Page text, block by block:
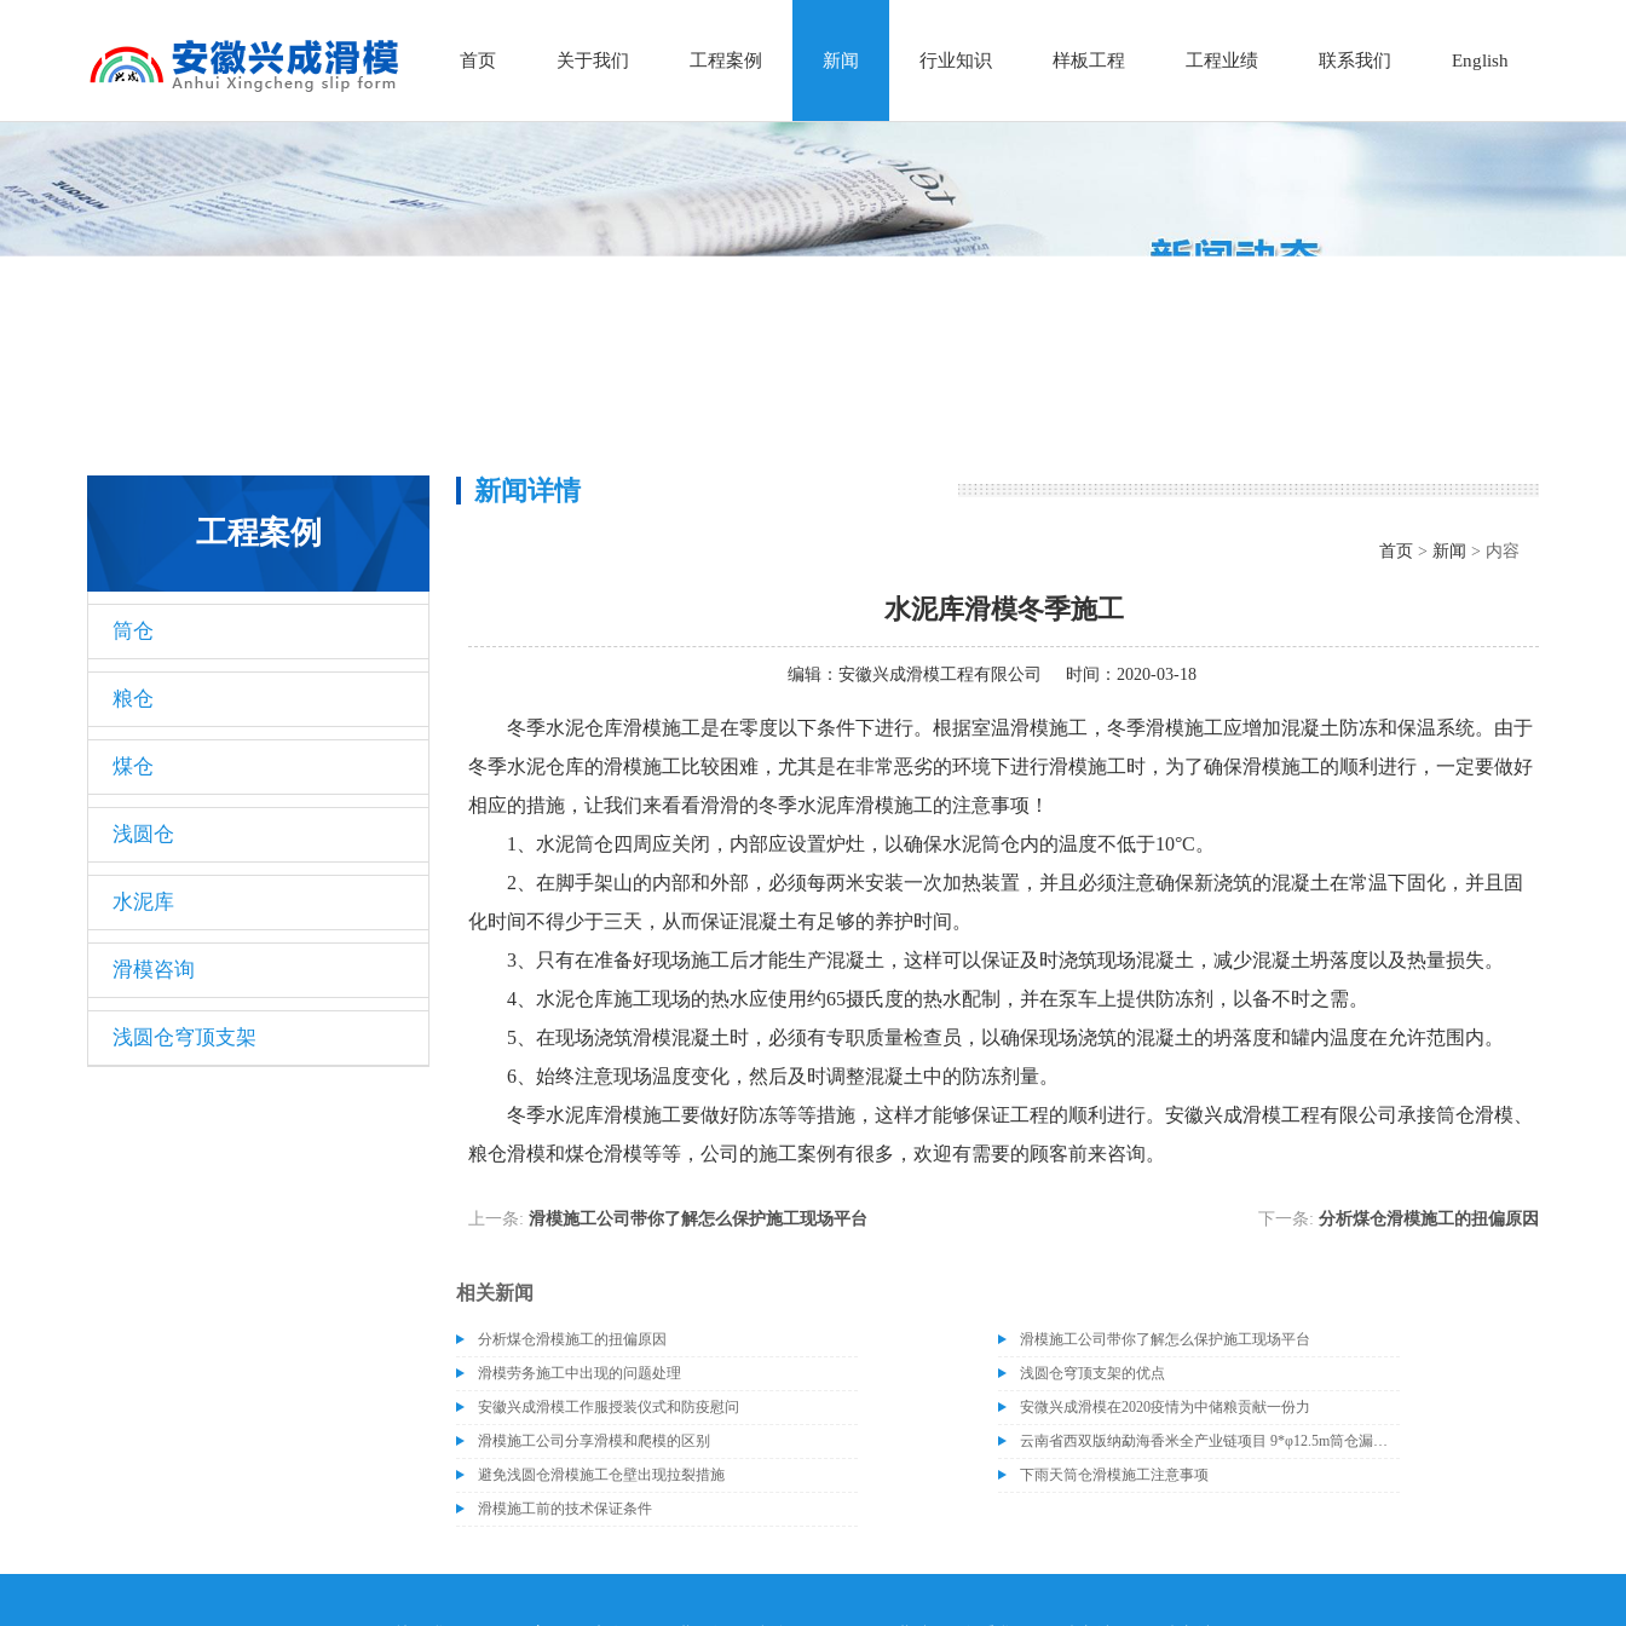
首页 关于我们 工程案例 新闻 行业知识 样板工程 工程业绩 联系我们 English
工程案例
筒仓
粮仓
煤仓
浅圆仓
水泥库
滑模咨询
浅圆仓穹顶支架
新闻详情
首页 > 新闻 > 内容
水泥库滑模冬季施工
编辑： 安徽兴成滑模工程有限公司 时间：2020-03-18
冬季水泥仓库滑模施工是在零度以下条件下进行。根据室温滑模施工，冬季滑模施工应增加混凝土防冻和保温系统。由于
冬季水泥仓库的滑模施工比较困难，尤其是在非常恶劣的环境下进行滑模施工时，为了确保滑模施工的顺利进行，一定要做好
相应的措施，让我们来看看滑滑的冬季水泥库滑模施工的注意事项！
1、水泥筒仓四周应关闭，内部应设置炉灶，以确保水泥筒仓内的温度不低于10°C。
2、在脚手架山的内部和外部，必须每两米安装一次加热装置，并且必须注意确保新浇筑的混凝土在常温下固化，并且固
化时间不得少于三天，从而保证混凝土有足够的养护时间。
3、只有在准备好现场施工后才能生产混凝土，这样可以保证及时浇筑现场混凝土，减少混凝土坍落度以及热量损失。
4、水泥仓库施工现场的热水应使用约65摄氏度的热水配制，并在泵车上提供防冻剂，以备不时之需。
5、在现场浇筑滑模混凝土时，必须有专职质量检查员，以确保现场浇筑的混凝土的坍落度和罐内温度在允许范围内。
6、始终注意现场温度变化，然后及时调整混凝土中的防冻剂量。
冬季水泥库滑模施工要做好防冻等等措施，这样才能够保证工程的顺利进行。安徽兴成滑模工程有限公司承接筒仓滑模、
粮仓滑模和煤仓滑模等等，公司的施工案例有很多，欢迎有需要的顾客前来咨询。
上一条: 滑模施工公司带你了解怎么保护施工现场平台 下一条: 分析煤仓滑模施工的扭偏原因
相关新闻
分析煤仓滑模施工的扭偏原因
滑模施工公司带你了解怎么保护施工现场平台
滑模劳务施工中出现的问题处理
浅圆仓穹顶支架的优点
安徽兴成滑模工作服授装仪式和防疫慰问
安微兴成滑模在2020疫情为中储粮贡献一份力
滑模施工公司分享滑模和爬模的区别
云南省西双版纳勐海香米全产业链项目 9*φ12.5m筒仓漏斗施工完成
避免浅圆仓滑模施工仓壁出现拉裂措施
下雨天筒仓滑模施工注意事项
滑模施工前的技术保证条件